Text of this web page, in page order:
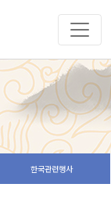
한국관련행사